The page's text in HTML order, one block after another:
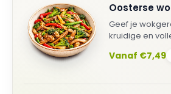
Oosterse
Geef je
kruidige en
Vanaf €7,49